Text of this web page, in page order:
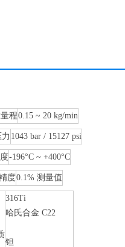
程0.15 ~ 20 kg/min
1043 bar / 15127 psi
-196°C ~ +400°C
度0.1% 测量值
316Ti
哈氏合金 C22
钽